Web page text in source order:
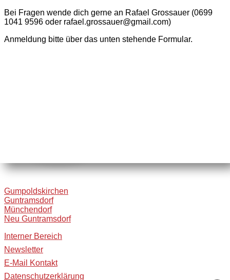
Bei Fragen wende dich gerne an Rafael Grossauer (0699
1041 9596 oder rafael.grossauer@gmail.com)
Anmeldung bitte über das unten stehende Formular.
Gumpoldskirchen
Guntramsdorf
Münchendorf
Neu Guntramsdorf
Interner Bereich
Newsletter
E-Mail Kontakt
Datenschutzerklärung